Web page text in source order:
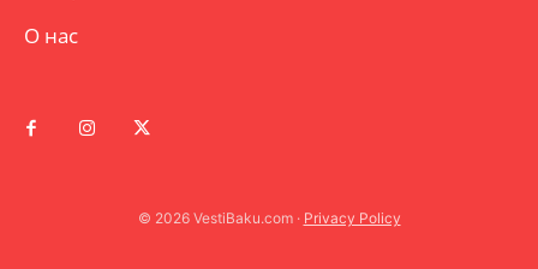
О нас
© 2026 VestiBaku.com · Privacy Policy